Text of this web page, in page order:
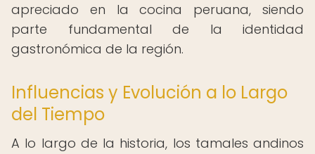
apreciado en la cocina peruana, siendo
parte fundamental de la identidad
gastronómica de la región.
Influencias y Evolución a lo Largo
del Tiempo
A lo largo de la historia, los tamales andinos